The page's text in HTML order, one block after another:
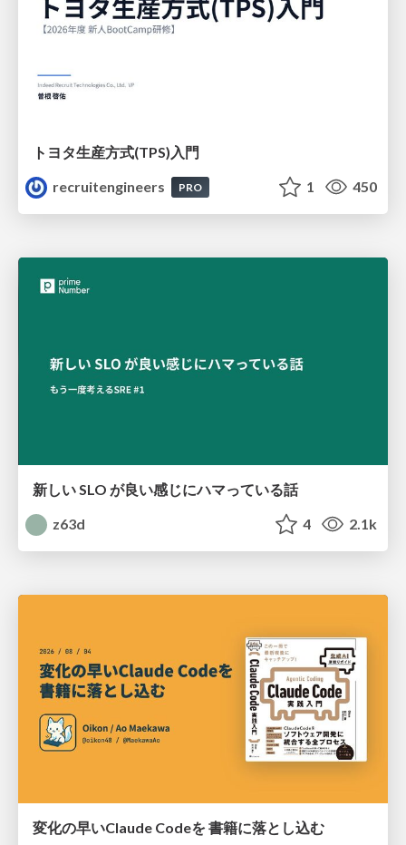
トヨタ⽣産⽅式(TPS)⼊⾨
recruitengineers
PRO 1 450
新しい SLO が良い感じにハマっている話
z63d
4 2.1k
変化の早いClaude Codeを 書籍に落とし込む